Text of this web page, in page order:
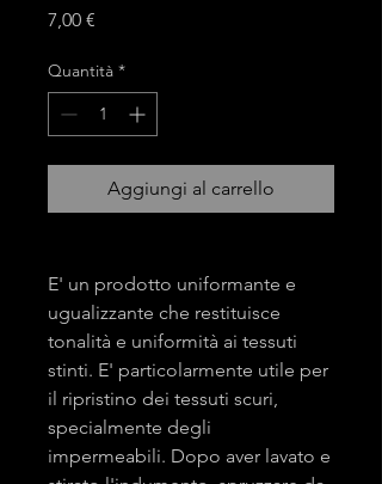
7,00 €
Quantità *
Aggiungi al carrello
E' un prodotto uniformante e
ugualizzante che restituisce
tonalità e uniformità ai tessuti
stinti. E' particolarmente utile per
il ripristino dei tessuti scuri,
specialmente degli
impermeabili. Dopo aver lavato e